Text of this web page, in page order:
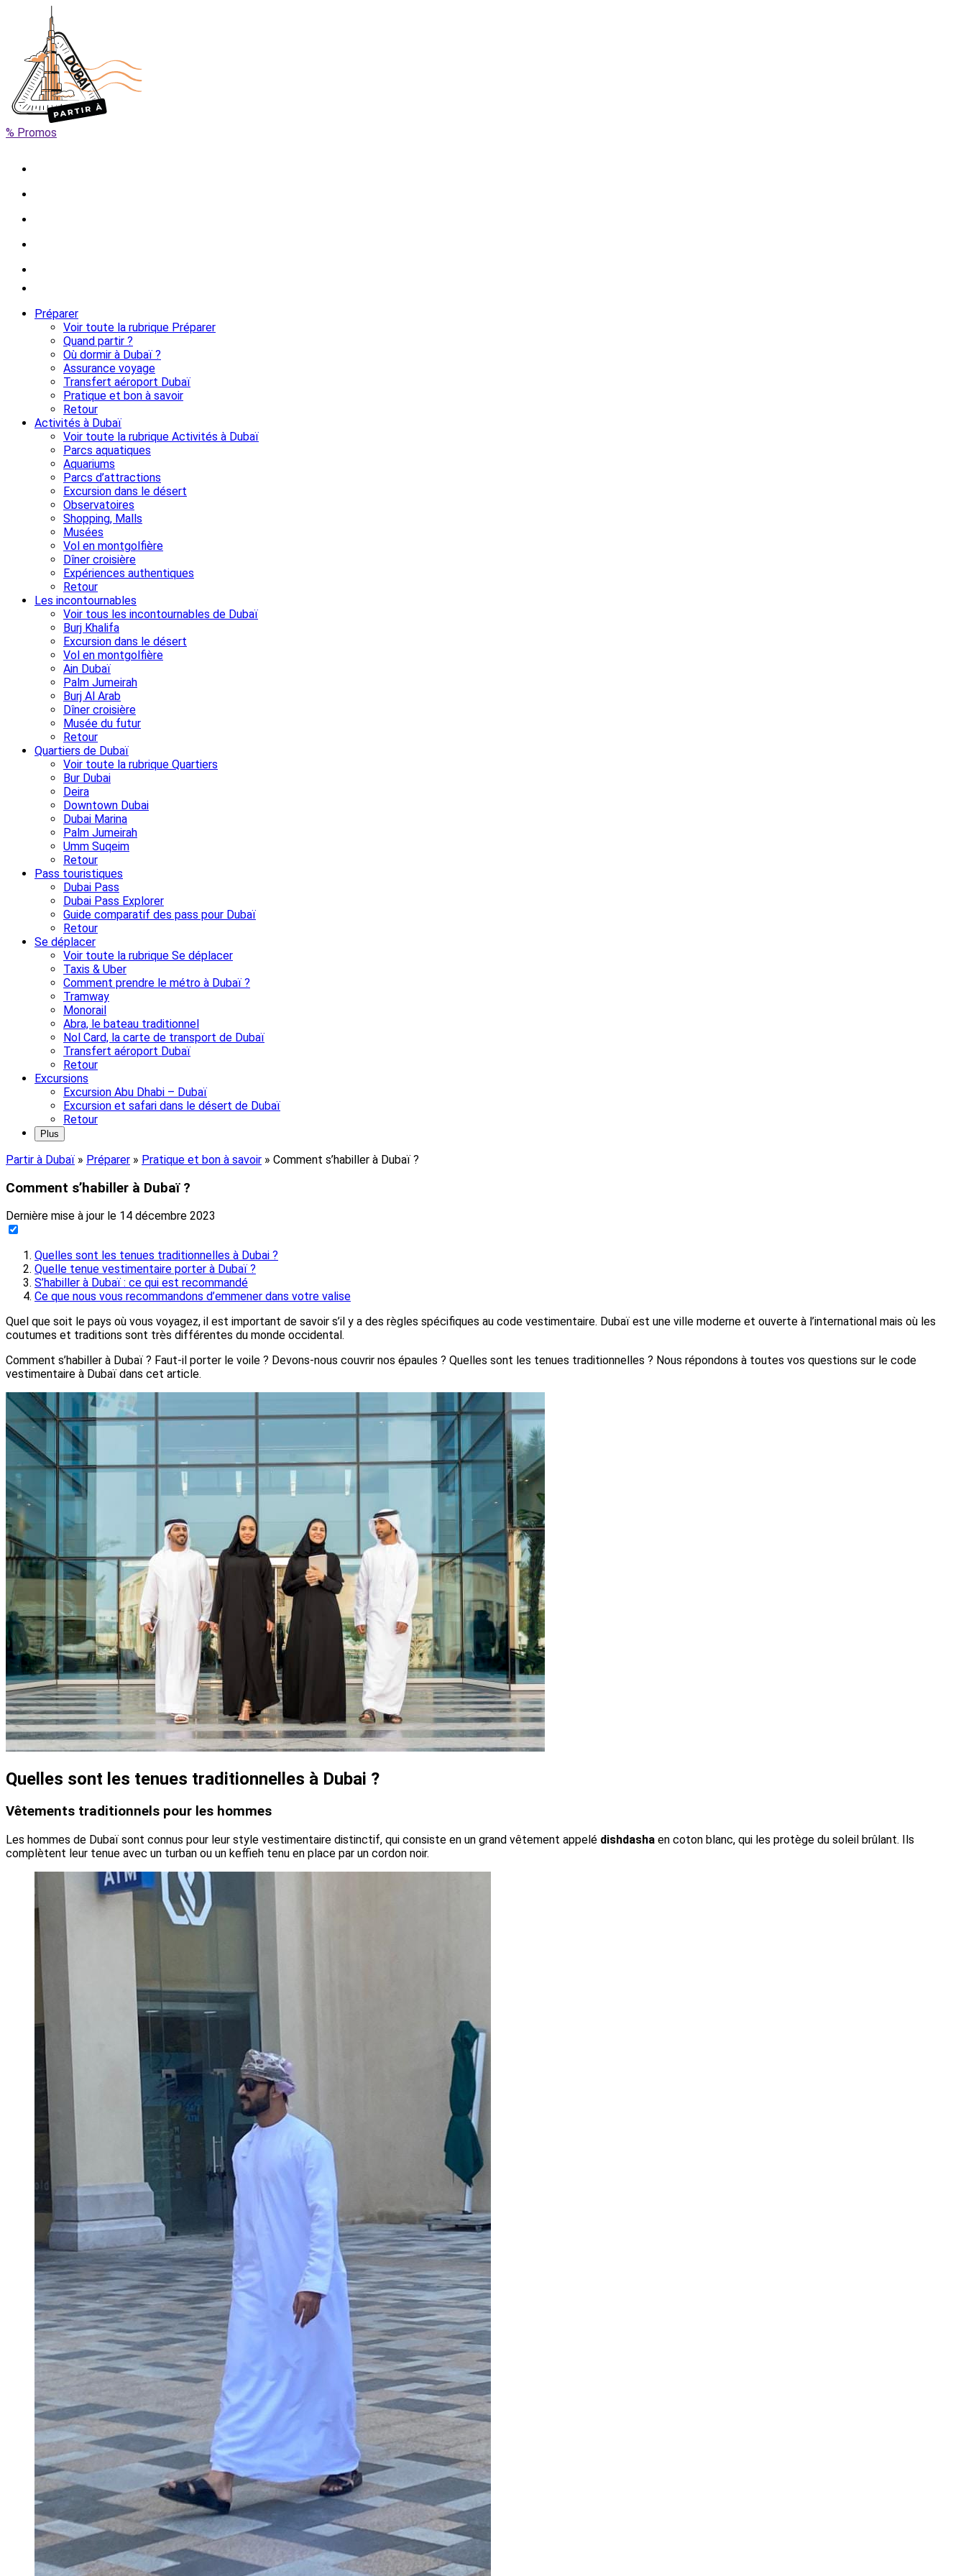
% Promos
Préparer
Voir toute la rubrique Préparer
Quand partir ?
Où dormir à Dubaï ?
Assurance voyage
Transfert aéroport Dubaï
Pratique et bon à savoir
Retour
Activités à Dubaï
Voir toute la rubrique Activités à Dubaï
Parcs aquatiques
Aquariums
Parcs d’attractions
Excursion dans le désert
Observatoires
Shopping, Malls
Musées
Vol en montgolfière
Dîner croisière
Expériences authentiques
Retour
Les incontournables
Voir tous les incontournables de Dubaï
Burj Khalifa
Excursion dans le désert
Vol en montgolfière
Ain Dubaï
Palm Jumeirah
Burj Al Arab
Dîner croisière
Musée du futur
Retour
Quartiers de Dubaï
Voir toute la rubrique Quartiers
Bur Dubai
Deira
Downtown Dubai
Dubai Marina
Palm Jumeirah
Umm Suqeim
Retour
Pass touristiques
Dubai Pass
Dubai Pass Explorer
Guide comparatif des pass pour Dubaï
Retour
Se déplacer
Voir toute la rubrique Se déplacer
Taxis & Uber
Comment prendre le métro à Dubaï ?
Tramway
Monorail
Abra, le bateau traditionnel
Nol Card, la carte de transport de Dubaï
Transfert aéroport Dubaï
Retour
Excursions
Excursion Abu Dhabi – Dubaï
Excursion et safari dans le désert de Dubaï
Retour
Plus
Partir à Dubaï » Préparer » Pratique et bon à savoir » Comment s’habiller à Dubaï ?
Comment s’habiller à Dubaï ?
Dernière mise à jour le 14 décembre 2023
Quelles sont les tenues traditionnelles à Dubai ?
Quelle tenue vestimentaire porter à Dubaï ?
S’habiller à Dubaï : ce qui est recommandé
Ce que nous vous recommandons d’emmener dans votre valise
Quel que soit le pays où vous voyagez, il est important de savoir s’il y a des règles spécifiques au code vestimentaire. Dubaï est une ville moderne et ouverte à l’international mais où les
coutumes et traditions sont très différentes du monde occidental.
Comment s’habiller à Dubaï ? Faut-il porter le voile ? Devons-nous couvrir nos épaules ? Quelles sont les tenues traditionnelles ? Nous répondons à toutes vos questions sur le code
vestimentaire à Dubaï dans cet article.
Quelles sont les tenues traditionnelles à Dubai ?
Vêtements traditionnels pour les hommes
Les hommes de Dubaï sont connus pour leur style vestimentaire distinctif, qui consiste en un grand vêtement appelé dishdasha en coton blanc, qui les protège du soleil brûlant. Ils
complètent leur tenue avec un turban ou un keffieh tenu en place par un cordon noir.